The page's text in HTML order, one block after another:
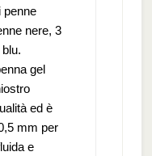
penne
nere, 3
gel
ed è
mm per
e